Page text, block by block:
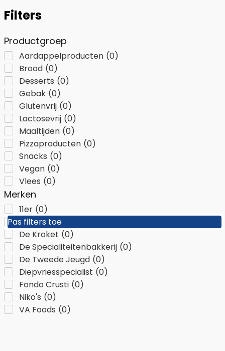
Pas filters toe
Filters
Productgroep
Aardappelproducten (0)
Brood (0)
Desserts (0)
Gebak (0)
Glutenvrij (0)
Lactosevrij (0)
Maaltijden (0)
Pizzaproducten (0)
Snacks (0)
Vegan (0)
Vlees (0)
Merken
11er (0)
A Dynamite Company
De Kroket (0)
De Specialiteitenbakkerij (0)
De Tweede Jeugd (0)
Diepvriesspecialist (0)
Fondo Crusti (0)
Niko's (0)
VA Foods (0)
Pas filters toe